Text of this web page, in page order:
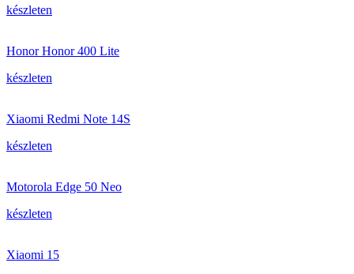
készleten
Honor Honor 400 Lite
készleten
Xiaomi Redmi Note 14S
készleten
Motorola Edge 50 Neo
készleten
Xiaomi 15